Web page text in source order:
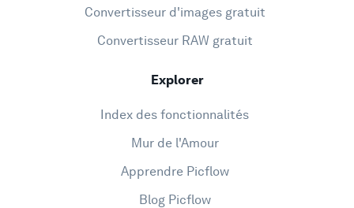
Convertisseur d'images gratuit
Convertisseur RAW gratuit
Explorer
Index des fonctionnalités
Mur de l'Amour
Apprendre Picflow
Blog Picflow